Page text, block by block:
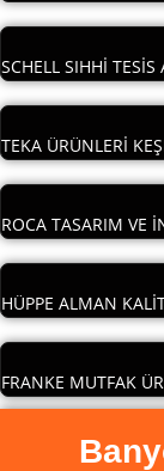
SCHELL SIHHİ TESİS
TEKA ÜRÜNLERİ
ROCA TASARIM VE
HÜPPE ALMAN
FRANKE MUTFAK